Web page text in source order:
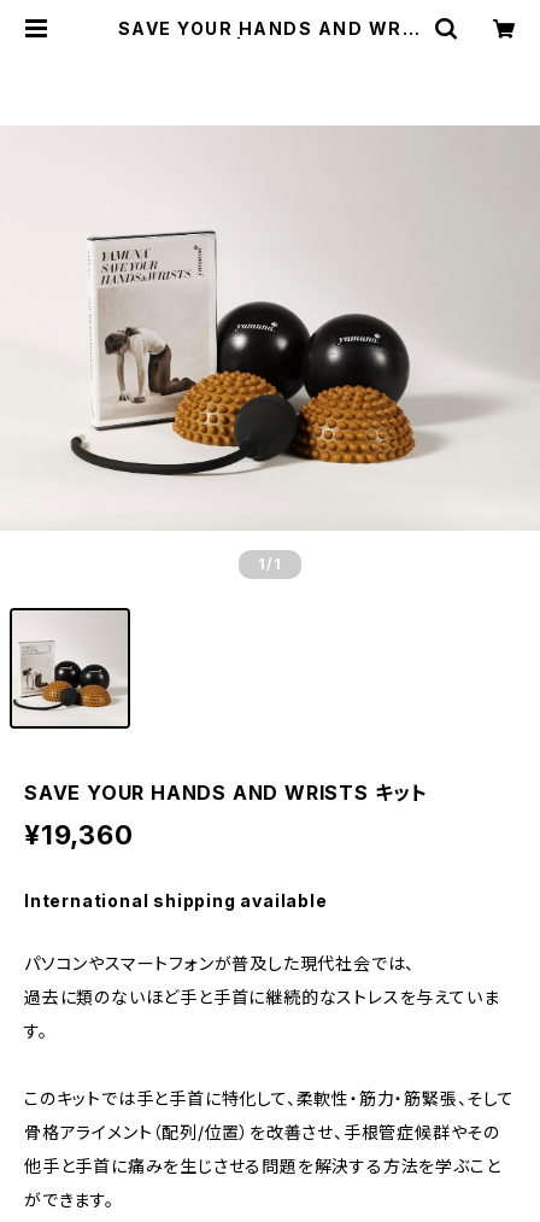
SAVE YOUR HANDS AND WRIS
1 /1
SAVE YOUR HANDS AND WRISTS キット
¥19,360
International shipping available
パソコンやスマートフォンが普及した現代社会では、
過去に類のないほど手と手首に継続的なストレスを与えていま
す。
このキットでは手と手首に特化して、柔軟性・筋力・筋緊張、そして
骨格アライメント（配列/位置）を改善させ、手根管症候群やその
他手と手首に痛みを生じさせる問題を解決する方法を学ぶこと
ができます。